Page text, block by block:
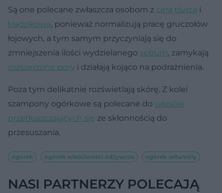
Są one polecane zwłaszcza osobom z cerą tłustą i
trądzikową, ponieważ normalizują pracę gruczołów
łojowych, a tym samym przyczyniają się do
zmniejszenia ilości wydzielanego sebum, zamykają
rozszerzone pory i działają kojąco na podrażnienia.
Poza tym delikatnie rozświetlają skórę. Z kolei
szampony ogórkowe są polecane do włosów
przetłuszczających się ze skłonnością do
przesuszania.
ogórek ogórek właściwości odżywcze ogórek witaminy
NASI PARTNERZY POLECAJĄ